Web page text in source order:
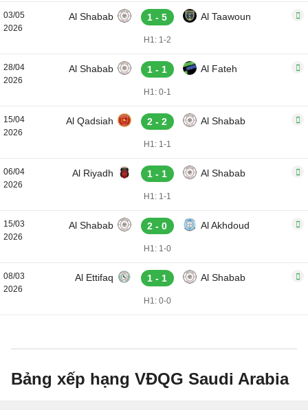
03/05
2026
Al Shabab 1 - 5 Al Taawoun
H1: 1-2
28/04
2026
Al Shabab 1 - 1 Al Fateh
H1: 0-1
15/04
2026
Al Qadsiah 2 - 2 Al Shabab
H1: 1-1
06/04
2026
Al Riyadh 1 - 1 Al Shabab
H1: 1-1
15/03
2026
Al Shabab 2 - 0 Al Akhdoud
H1: 1-0
08/03
2026
Al Ettifaq 1 - 1 Al Shabab
H1: 0-0
Bảng xếp hạng VĐQG Saudi Arabia